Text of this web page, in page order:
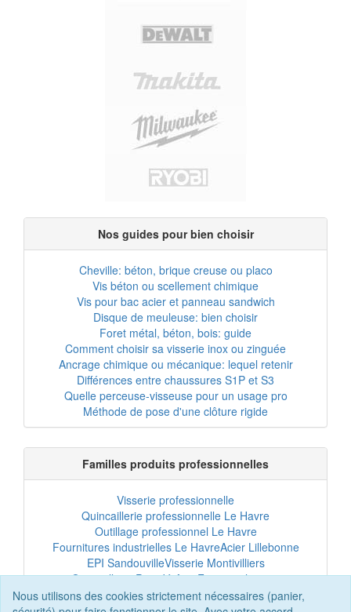
Nous utilisons des cookies strictement nécessaires (panier,
Nos guides pour bien choisir
Cheville: béton, brique creuse ou placo
Vis béton ou scellement chimique
Vis pour bac acier et panneau sandwich
Disque de meuleuse: bien choisir
Foret métal, béton, bois: guide
Comment choisir sa visserie inox ou zinguée
Ancrage chimique ou mécanique: lequel retenir
Différences entre chaussures S1P et S3
Quelle perceuse-visseuse pour un usage pro
Méthode de pose d'une clôture rigide
Familles produits professionnelles
Visserie professionnelle
Quincaillerie professionnelle Le Havre
Outillage professionnel Le Havre
Fournitures industrielles Le HavreAcier Lillebonne
EPI SandouvilleVisserie Montivilliers
Quincaillerie Port-JérômeFixation chantier
EPI professionnelOutillage maintenance